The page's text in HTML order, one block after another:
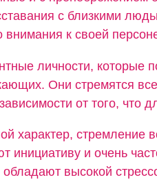
с близкими
к своей
личности, которые
Они стремятся
от того, что
характер, стремление
инициативу и очень
высокой